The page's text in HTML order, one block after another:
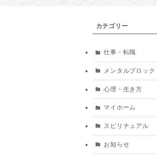
カテゴリー
仕事・転職
メンタルブロック
心理・生き方
マイホーム
スピリチュアル
お知らせ